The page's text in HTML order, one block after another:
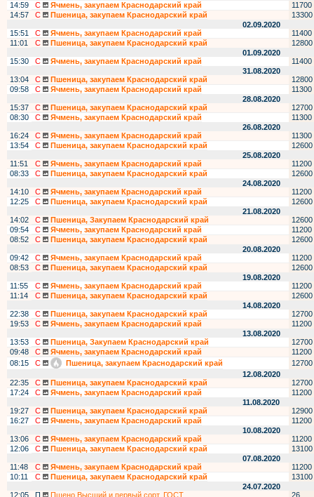
14:59
С Ячмень, закупаем Краснодарский край
11700
14:57
С Пшеница, закупаем Краснодарский край
13300
02.09.2020
15:51
С Ячмень, закупаем Краснодарский край
11400
11:01
С Пшеница, закупаем Краснодарский край
12800
01.09.2020
15:30
С Ячмень, закупаем Краснодарский край
11400
31.08.2020
13:04
С Пшеница, закупаем Краснодарский край
12800
09:58
С Ячмень, закупаем Краснодарский край
11300
28.08.2020
15:37
С Пшеница, закупаем Краснодарский край
12700
08:30
С Ячмень, закупаем Краснодарский край
11300
26.08.2020
16:24
С Ячмень, закупаем Краснодарский край
11300
13:54
С Пшеница, закупаем Краснодарский край
12600
25.08.2020
11:51
С Ячмень, закупаем Краснодарский край
11200
08:33
С Пшеница, закупаем Краснодарский край
12600
24.08.2020
14:10
С Ячмень, закупаем Краснодарский край
11200
12:25
С Пшеница, закупаем Краснодарский край
12600
21.08.2020
14:02
С Пшеница, Закупаем Краснодарский край
12600
09:54
С Ячмень, закупаем Краснодарский край
11200
08:52
С Пшеница, закупаем Краснодарский край
12600
20.08.2020
09:42
С Ячмень, закупаем Краснодарский край
11200
08:53
С Пшеница, закупаем Краснодарский край
12600
19.08.2020
11:55
С Ячмень, закупаем Краснодарский край
11200
11:14
С Пшеница, закупаем Краснодарский край
12600
14.08.2020
22:38
С Пшеница, закупаем Краснодарский край
12700
19:53
С Ячмень, закупаем Краснодарский край
11200
13.08.2020
13:53
С Пшеница, Закупаем Краснодарский край
12700
09:48
С Ячмень, закупаем Краснодарский край
11200
08:15
С Пшеница, закупаем Краснодарский край
12700
12.08.2020
22:35
С Пшеница, закупаем Краснодарский край
12700
17:24
С Ячмень, закупаем Краснодарский край
11200
11.08.2020
19:27
С Пшеница, закупаем Краснодарский край
12900
16:27
С Ячмень, закупаем Краснодарский край
11200
10.08.2020
13:06
С Ячмень, закупаем Краснодарский край
11200
12:06
С Пшеница, закупаем Краснодарский край
13100
07.08.2020
11:48
С Ячмень, закупаем Краснодарский край
11200
10:11
С Пшеница, закупаем Краснодарский край
13100
24.07.2020
12:05
П Пшено Высший и первый сорт, ГОСТ 26